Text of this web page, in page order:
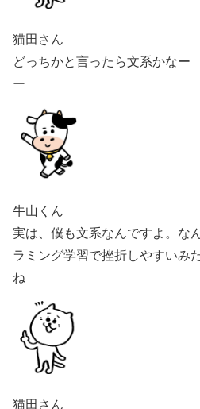
猫田さん
どっちかと言ったら文系かな
ー
牛山くん
実は、僕も文系なんですよ。
ラミング学習で挫折しやすいみ
ね
猫田さん